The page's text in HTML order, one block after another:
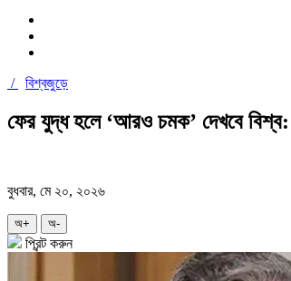
/ বিশ্বজুড়ে
ফের যুদ্ধ হলে ‘আরও চমক’ দেখবে বিশ্ব:
বুধবার, মে ২০, ২০২৬
অ+ অ-
প্রিন্ট করুন